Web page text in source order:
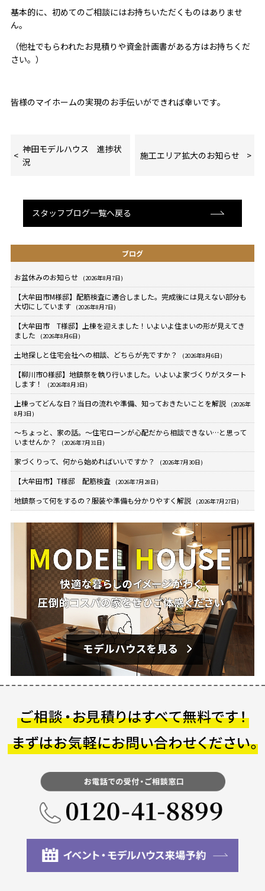
基本的に、初めてのご相談にはお持ちいただくものはありませ
ん。
（他社でもらわれたお見積りや資金計画書がある方はお持ちくだ
さい。）
皆様のマイホームの実現のお手伝いができれば幸いです。
神田モデルハウス 進捗状
況
施工エリア拡大のお知らせ
スタッフブログ一覧へ戻る
ブログ
お盆休みのお知らせ (2026年8月7日)
【大牟田市M様邸】配筋検査に適合しました。完成後には見えない部分も
大切にしています
(2026年8月7日)
【大牟田市 T様邸】上棟を迎えました！いよいよ住まいの形が見えてき
ました
(2026年8月6日)
土地探しと住宅会社への相談、どちらが先ですか？ (2026年8月6日)
【柳川市O様邸】地鎮祭を執り行いました。いよいよ家づくりがスタート
します！
(2026年8月3日)
上棟ってどんな日？当日の流れや準備、知っておきたいことを解説
(2026年
8月3日)
～ちょっと、家の話。～住宅ローンが心配だから相談できない…と思って
いませんか？
(2026年7月31日)
家づくりって、何から始めればいいですか？ (2026年7月30日)
【大牟田市】T様邸 配筋検査 (2026年7月28日)
地鎮祭って何をするの？服装や準備も分かりやすく解説 (2026年7月27日)